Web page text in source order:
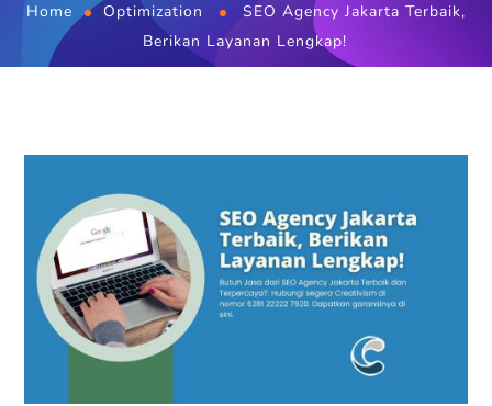
Home Optimization
SEO Agency Jakarta Terbaik,
Berikan Layanan Lengkap!